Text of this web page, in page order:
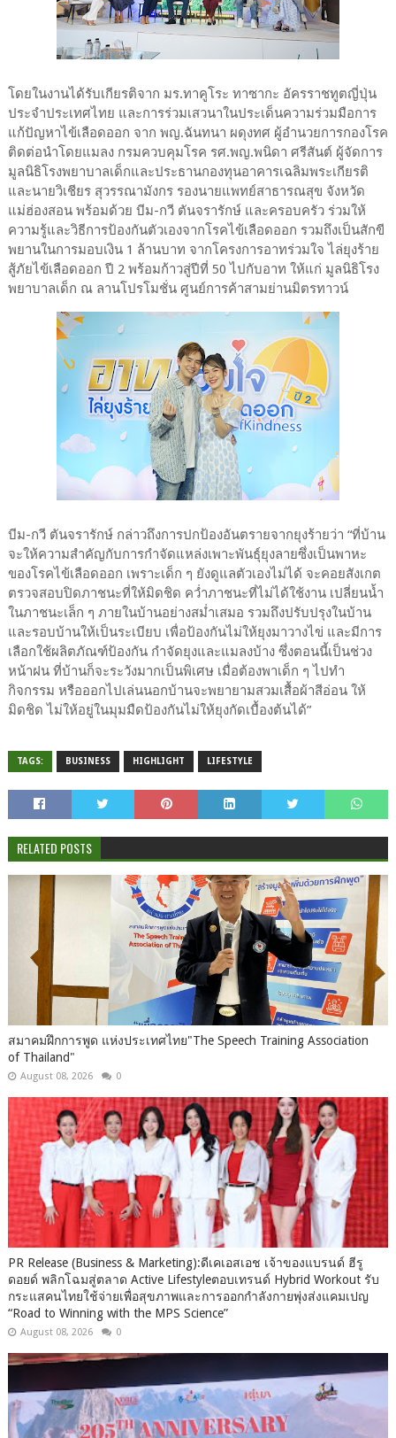
โดยในงานได้รับเกียรติจาก มร.ทาคูโระ ทาซากะ อัครราชทูตญี่ปุ่น
ประจำประเทศไทย และการร่วมเสวนาในประเด็นความร่วมมือการ
แก้ปัญหาไข้เลือดออก จาก พญ.ฉันทนา ผดุงทศ ผู้อำนวยการกองโรค
ติดต่อนำโดยแมลง กรมควบคุมโรค รศ.พญ.พนิดา ศรีสันต์ ผู้จัดการ
มูลนิธิโรงพยาบาลเด็กและประธานกองทุนอาคารเฉลิมพระเกียรติ
และนายวิเชียร สุวรรณามังกร รองนายแพทย์สาธารณสุข จังหวัด
แม่ฮ่องสอน พร้อมด้วย บีม-กวี ตันจรารักษ์ และครอบครัว ร่วมให้
ความรู้และวิธีการป้องกันตัวเองจากโรคไข้เลือดออก รวมถึงเป็นสักขี
พยานในการมอบเงิน 1 ล้านบาท จากโครงการอาทร่วมใจ ไล่ยุงร้าย
สู้ภัยไข้เลือดออก ปี 2 พร้อมก้าวสู่ปีที่ 50 ไปกับอาท ให้แก่ มูลนิธิโรง
พยาบาลเด็ก ณ ลานโปรโมชั่น ศูนย์การค้าสามย่านมิตรทาวน์
บีม-กวี ตันจรารักษ์ กล่าวถึงการปกป้องอันตรายจากยุงร้ายว่า “ที่บ้าน
จะให้ความสำคัญกับการกำจัดแหล่งเพาะพันธุ์ยุงลายซึ่งเป็นพาหะ
ของโรคไข้เลือดออก เพราะเด็ก ๆ ยังดูแลตัวเองไม่ได้ จะคอยสังเกต
ตรวจสอบปิดภาชนะที่ให้มิดชิด คว่ำภาชนะที่ไม่ได้ใช้งาน เปลี่ยนน้ำ
ในภาชนะเล็ก ๆ ภายในบ้านอย่างสม่ำเสมอ รวมถึงปรับปรุงในบ้าน
และรอบบ้านให้เป็นระเบียบ เพื่อป้องกันไม่ให้ยุงมาวางไข่ และมีการ
เลือกใช้ผลิตภัณฑ์ป้องกัน กำจัดยุงและแมลงบ้าง ซึ่งตอนนี้เป็นช่วง
หน้าฝน ที่บ้านก็จะระวังมากเป็นพิเศษ เมื่อต้องพาเด็ก ๆ ไปทำ
กิจกรรม หรือออกไปเล่นนอกบ้านจะพยายามสวมเสื้อผ้าสีอ่อน ให้
มิดชิด ไม่ให้อยู่ในมุมมืดป้องกันไม่ให้ยุงกัดเบื้องต้นได้”
TAGS: BUSINESS HIGHLIGHT LIFESTYLE
RELATED POSTS
สมาคมฝึกการพูด แห่งประเทศไทย"The Speech Training Association
of Thailand"
August 08, 2026 0
PR Release (Business & Marketing):ดีเคเอสเอช เจ้าของแบรนด์ ฮีรู
ดอยด์ พลิกโฉมสู่ตลาด Active Lifestyleตอบเทรนด์ Hybrid Workout รับ
กระแสคนไทยใช้จ่ายเพื่อสุขภาพและการออกกำลังกายพุ่งส่งแคมเปญ
“Road to Winning with the MPS Science”
August 08, 2026 0